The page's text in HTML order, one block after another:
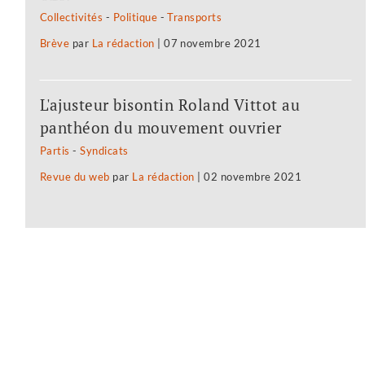
Collectivités - Politique -Transports
Brève par La rédaction |07 novembre 2021
L'ajusteur bisontin Roland Vittot au
panthéon du mouvement ouvrier
Partis -Syndicats
Revue du web par La rédaction |02 novembre 2021